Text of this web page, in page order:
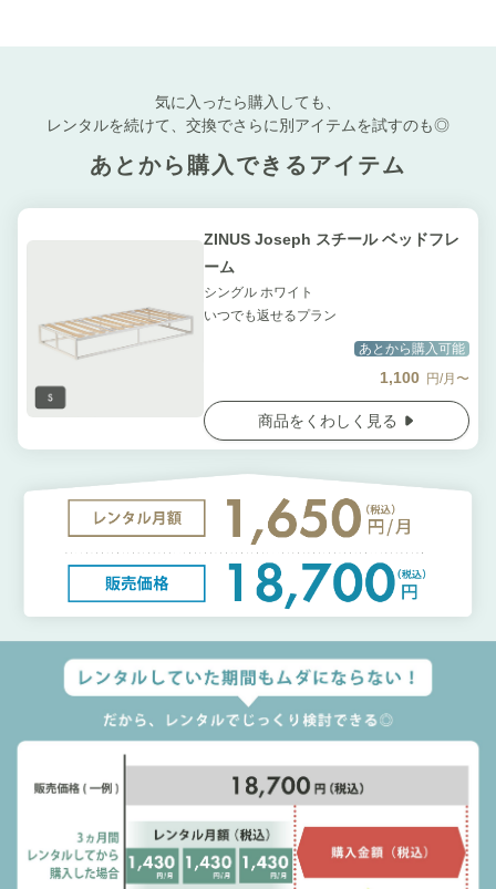
気に入ったら購入しても、
レンタルを続けて、交換でさらに別アイテムを試すのも◎
あとから購入できるアイテム
ZINUS Joseph スチール ベッドフレ
ーム
シングル ホワイト
いつでも返せるプラン
あとから購入可能
1,100 円/月〜
商品をくわしく見る